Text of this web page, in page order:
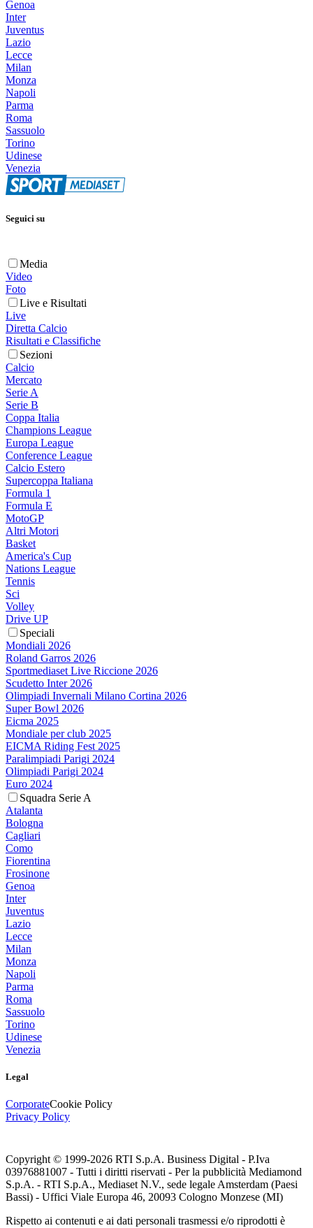
Genoa
Inter
Juventus
Lazio
Lecce
Milan
Monza
Napoli
Parma
Roma
Sassuolo
Torino
Udinese
Venezia
Seguici su
Media
Video
Foto
Live e Risultati
Live
Diretta Calcio
Risultati e Classifiche
Sezioni
Calcio
Mercato
Serie A
Serie B
Coppa Italia
Champions League
Europa League
Conference League
Calcio Estero
Supercoppa Italiana
Formula 1
Formula E
MotoGP
Altri Motori
Basket
America's Cup
Nations League
Tennis
Sci
Volley
Drive UP
Speciali
Mondiali 2026
Roland Garros 2026
Sportmediaset Live Riccione 2026
Scudetto Inter 2026
Olimpiadi Invernali Milano Cortina 2026
Super Bowl 2026
Eicma 2025
Mondiale per club 2025
EICMA Riding Fest 2025
Paralimpiadi Parigi 2024
Olimpiadi Parigi 2024
Euro 2024
Squadra Serie A
Atalanta
Bologna
Cagliari
Como
Fiorentina
Frosinone
Genoa
Inter
Juventus
Lazio
Lecce
Milan
Monza
Napoli
Parma
Roma
Sassuolo
Torino
Udinese
Venezia
Legal
CorporateCookie Policy
Privacy Policy
Copyright © 1999-2026 RTI S.p.A. Business Digital - P.Iva
03976881007 - Tutti i diritti riservati - Per la pubblicità Mediamond
S.p.A. - RTI S.p.A., Mediaset N.V., sede legale Amsterdam (Paesi
Bassi) - Uffici Viale Europa 46, 20093 Cologno Monzese (MI)
Rispetto ai contenuti e ai dati personali trasmessi e/o riprodotti è